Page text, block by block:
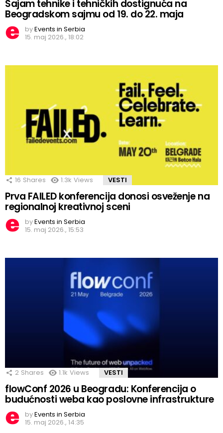
Sajam tehnike i tehničkih dostignuća na
Beogradskom sajmu od 19. do 22. maja
byEvents in Serbia
15. maj 2026., 18:02
16 Shares 1.3k Views VESTI
Prva FAILED konferencija donosi osveženje na
regionalnoj kreativnoj sceni
byEvents in Serbia
15. maj 2026., 15:53
2 Shares 1.1k Views VESTI
flowConf 2026 u Beogradu: Konferencija o
budućnosti weba kao poslovne infrastrukture
byEvents in Serbia
15. maj 2026., 14:35